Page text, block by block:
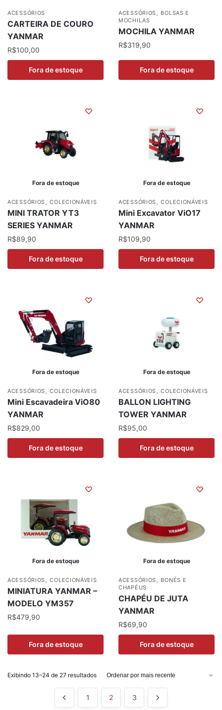
ACESSÓRIOS
CARTEIRA DE COURO
YANMAR
R$100,00
Fora de estoque
ACESSÓRIOS, BOLSAS E
MOCHILAS
MOCHILA YANMAR
R$319,90
Fora de estoque
Fora de estoque
ACESSÓRIOS,COLECIONÁVEIS
MINI TRATOR YT3
SERIES YANMAR
R$89,90
Fora de estoque
Fora de estoque
ACESSÓRIOS,COLECIONÁVEIS
Mini Excavator ViO17
YANMAR
R$109,90
Fora de estoque
Fora de estoque
ACESSÓRIOS,COLECIONÁVEIS
Mini Escavadeira ViO80
YANMAR
R$829,00
Fora de estoque
Fora de estoque
ACESSÓRIOS,COLECIONÁVEIS
BALLON LIGHTING
TOWER YANMAR
R$95,00
Fora de estoque
Fora de estoque
ACESSÓRIOS,COLECIONÁVEIS
MINIATURA YANMAR –
MODELO YM357
R$479,90
Fora de estoque
Fora de estoque
ACESSÓRIOS, BONÉS E
CHAPÉUS
CHAPÉU DE JUTA
YANMAR
R$69,90
Fora de estoque
Exibindo 13–24 de 27 resultados
1 2 3